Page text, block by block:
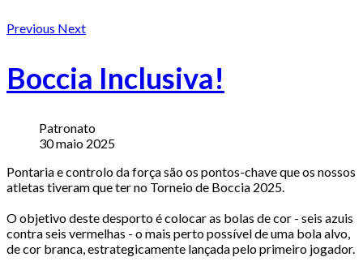
Previous Next
Boccia Inclusiva!
Patronato
30 maio 2025
Pontaria e controlo da força são os pontos-chave que os nossos
atletas tiveram que ter no Torneio de Boccia 2025.
O objetivo deste desporto é colocar as bolas de cor - seis azuis
contra seis vermelhas - o mais perto possível de uma bola alvo,
de cor branca, estrategicamente lançada pelo primeiro jogador.